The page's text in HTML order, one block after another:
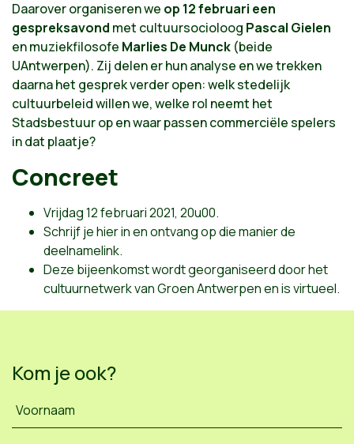
Daarover organiseren we op 12 februari een
gespreksavond met cultuursocioloog Pascal Gielen
en muziekfilosofe Marlies De Munck (beide
UAntwerpen). Zij delen er hun analyse en we trekken
daarna het gesprek verder open: welk stedelijk
cultuurbeleid willen we, welke rol neemt het
Stadsbestuur op en waar passen commerciële spelers
in dat plaatje?
Concreet
Vrijdag 12 februari 2021, 20u00.
Schrijf je hier in en ontvang op die manier de
deelnamelink.
Deze bijeenkomst wordt georganiseerd door het
cultuurnetwerk van Groen Antwerpen en is virtueel.
Kom je ook?
Voornaam